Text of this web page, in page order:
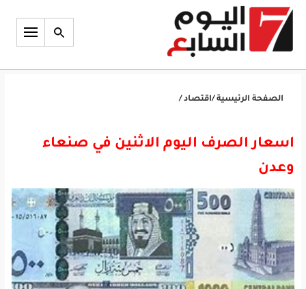
الصفحة الرئيسية /اقتصاد /
اسعار الصرف اليوم الاثنين في صنعاء
وعدن